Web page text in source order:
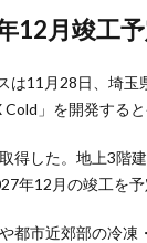
12月竣工
は11月28日、埼玉
」を開発すると
得した。地上3階
年12月の竣工を予
都市近郊部の冷凍